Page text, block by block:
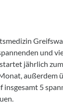
und
jährlich
insgesamt 5